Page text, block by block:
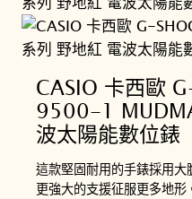
CASIO 卡西歐
9500-1
波太陽能數位錶
這款堅固耐用的手錶採用
更強大的支援征服更多地